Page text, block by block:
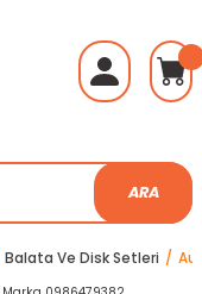
ARA
Balata Ve Disk Setleri